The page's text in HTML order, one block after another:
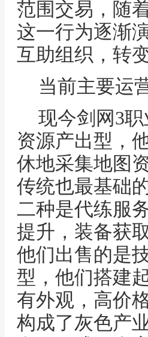
范围交易，随
这一行为逐渐
互助组织，转
当前主要运
现今剑网3
资源产出型，
休地采集地图
传统也最基础
二种是代练服
提升，装备获
他们出售的是
型，他们搭建
有外观，高价
构成了灰色产